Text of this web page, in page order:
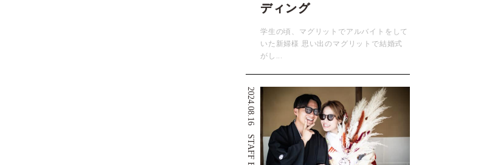
ディング
学生の頃、マグリットでアルバイトをして
いた新婦様 思い出のマグリットで結婚式
がし...
2024.08.16